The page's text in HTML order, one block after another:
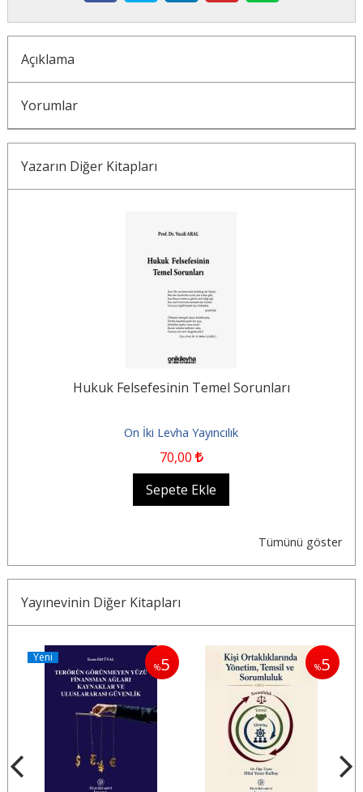
Açıklama
Yorumlar
Yazarın Diğer Kitapları
Hukuk Felsefesinin Temel Sorunları
On İki Levha Yayıncılık
70,00
Sepete Ekle
Tümünü göster
Yayınevinin Diğer Kitapları
%5
Yeni
%5